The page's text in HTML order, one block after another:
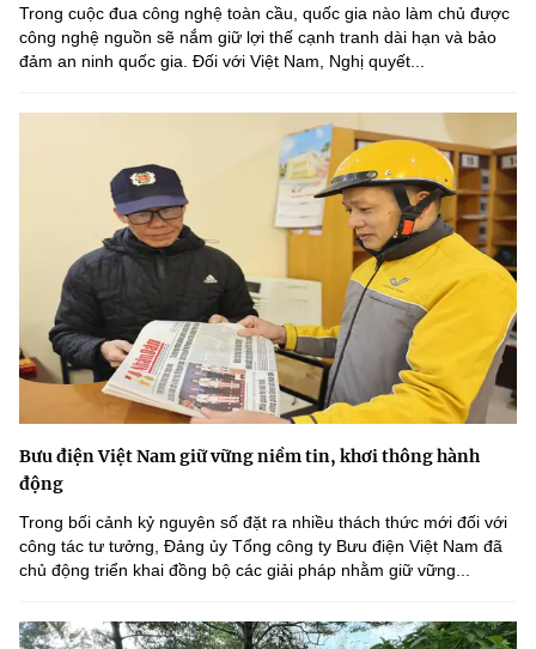
Trong cuộc đua công nghệ toàn cầu, quốc gia nào làm chủ được
công nghệ nguồn sẽ nắm giữ lợi thế cạnh tranh dài hạn và bảo
đảm an ninh quốc gia. Đối với Việt Nam, Nghị quyết...
Bưu điện Việt Nam giữ vững niềm tin, khơi thông hành
động
Trong bối cảnh kỷ nguyên số đặt ra nhiều thách thức mới đối với
công tác tư tưởng, Đảng ủy Tổng công ty Bưu điện Việt Nam đã
chủ động triển khai đồng bộ các giải pháp nhằm giữ vững...